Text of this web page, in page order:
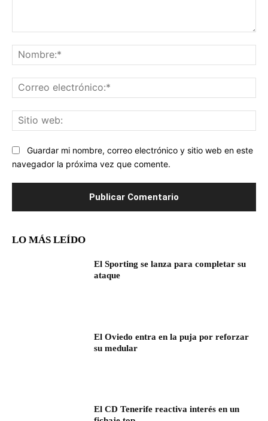
Guardar mi nombre, correo electrónico y sitio web en este
navegador la próxima vez que comente.
LO MÁS LEÍDO
El Sporting se lanza para completar su
ataque
El Oviedo entra en la puja por reforzar
su medular
El CD Tenerife reactiva interés en un